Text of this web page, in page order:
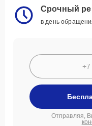
Срочный
в день
Отправляя,